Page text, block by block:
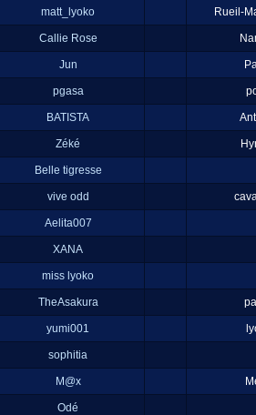
matt_lyoko Rueil-
Callie Rose
Jun
pgasa
BATISTA
Zéké
Belle tigresse
vive odd
Aelita007
XANA
miss lyoko
TheAsakura
yumi001
sophitia
M@x
Odé